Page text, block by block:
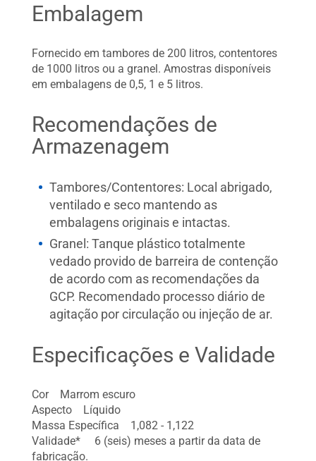
Embalagem
Fornecido em tambores de 200 litros, contentores
de 1000 litros ou a granel. Amostras disponíveis
em embalagens de 0,5, 1 e 5 litros.
Recomendações de
Armazenagem
Tambores/Contentores: Local abrigado,
ventilado e seco mantendo as
embalagens originais e intactas.
Granel: Tanque plástico totalmente
vedado provido de barreira de contenção
de acordo com as recomendações da
GCP. Recomendado processo diário de
agitação por circulação ou injeção de ar.
Especificações e Validade
Cor Marrom escuro
Aspecto Líquido
Massa Específica 1,082 - 1,122
Validade* 6 (seis) meses a partir da data de
fabricação.